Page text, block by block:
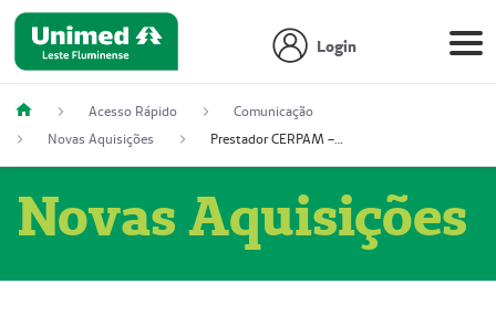
Login
Acesso Rápido
Comunicação
Novas Aquisições
Prestador CERPAM – Centro de Reabilitação S/S Ltda-ME (52004274-8)
Novas Aquisições